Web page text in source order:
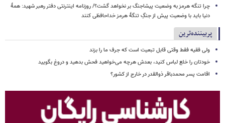
چرا تنگه هرمز به وضعیت پیشاجنگ بر نخواهد گشت؟/ روزنامه اینترنتی دفتر رهبر شهید: همۀ
دنیا باید با وضعیت پیش از جنگِ تنگۀ هرمز خداحافظی کنند
پربیننده‌ترین
ولی فقیه فقط وقتی قابل تبعیت است که جرف ما را بزند
خودتان را خلع لباس کنید، بعدش هرچه می‌خواهید فحش بدهید و دروغ بگویید
اقامت پسر محمدباقر ذوالقدر در خارج از کشور؟